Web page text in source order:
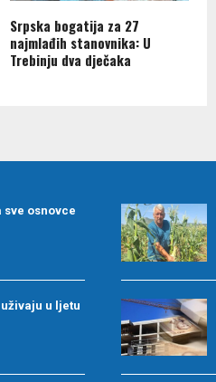
Srpska bogatija za 27
najmlađih stanovnika: U
Trebinju dva dječaka
osnovce
u ljetu